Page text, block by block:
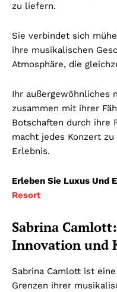
zu liefern.
Sie verbindet sich
ihre musikalischen
Atmosphäre, die
Ihr außergewöhnliches
zusammen mit ihrer
Botschaften durch ihre
macht jedes Konzert
Erlebnis.
Erleben Sie Luxus Und
Resort
Sabrina
Innovation und
Sabrina Camlott ist
Grenzen ihrer